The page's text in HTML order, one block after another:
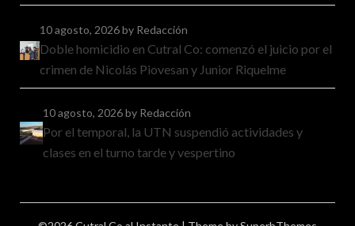
10 agosto, 2026by Redacción
Doble homicidio en Cutral Co: comenzó el juicio por el
crimen de Nicolás Piovesan y Junior Riquelme
10 agosto, 2026by Redacción
Por el temporal, la UTN suspendió actividades y
clases en el turno tarde y vespertino